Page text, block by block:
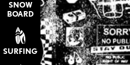
SNOW
BOARD
SURFING